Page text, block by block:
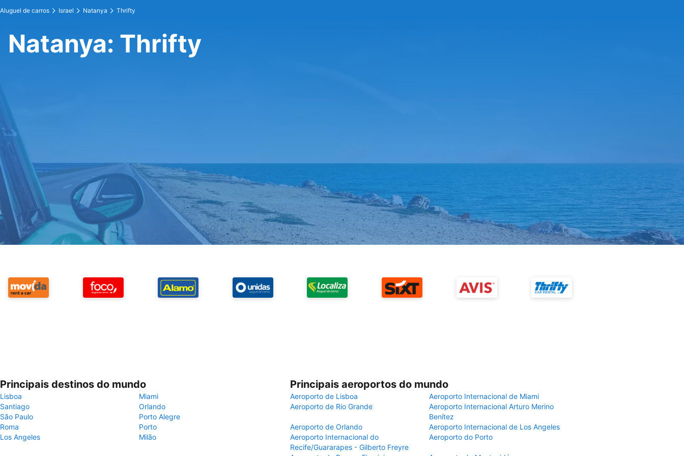
Aluguel de carros Israel Natanya Thrifty
Natanya: Thrifty
Principais destinos do mundo
Lisboa
Miami
Santiago
Orlando
São Paulo
Porto Alegre
Roma
Porto
Los Angeles
Milão
Principais aeroportos do mundo
Aeroporto de Lisboa
Aeroporto Internacional de Miami
Aeroporto de Rio Grande
Aeroporto Internacional Arturo Merino
Benítez
Aeroporto de Orlando
Aeroporto Internacional de Los Angeles
Aeroporto Internacional do
Recife/Guararapes - Gilberto Freyre
Aeroporto do Porto